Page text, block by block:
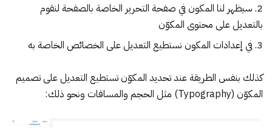
سيظهر لنا المكون في صفحة التحرير الخاصة بالصفحة لنقوم
بالتعديل على محتوى المكوّن
في إعدادات المكون نستطيع التعديل على الخصائص الخاصة به
كذلك بنفس الطريقة عند تحديد المكوّن تستطيع التعديل على تصميم
المكوّن (Typography) مثل الحجم والمسافات ونحو ذلك: